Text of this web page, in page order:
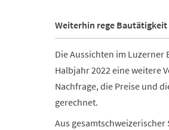
Weiterhin rege Bautätigkeit
Die Aussichten im
Halbjahr 2022 eine weitere
Nachfrage, die Preise und
gerechnet.
Aus